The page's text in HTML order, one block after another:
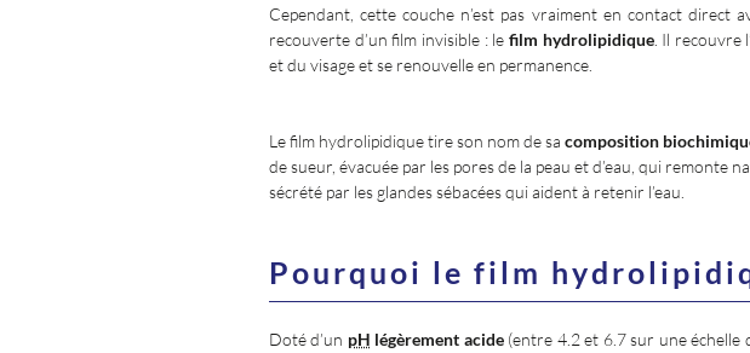
Cependant, cette couche n’est pas vraiment en contact direct
recouverte d’un film invisible : le film hydrolipidique. Il recouvre l’
et du visage et se renouvelle en permanence.
Le film hydrolipidique tire son nom de sa composition
de sueur, évacuée par les pores de la peau et d’eau, qui
sécrété par les glandes sébacées qui aident à retenir l’eau.
Pourquoi le film
Doté d’un pH légèrement acide(entre 4.2 et 6.7 sur une échelle